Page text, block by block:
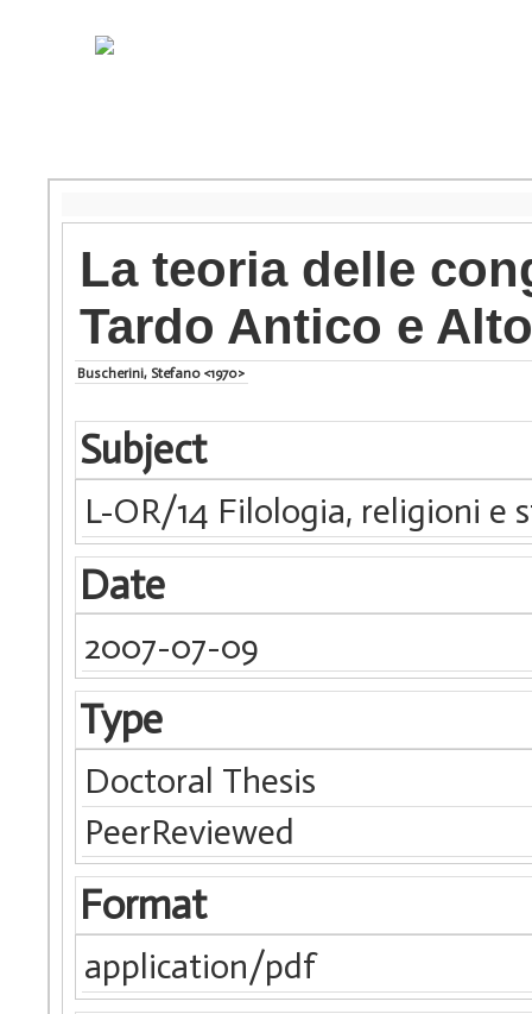
La teoria delle
Tardo Antico e
Buscherini, Stefano <1970>
Subject
L-OR/14 Filologia, religioni e
Date
2007-07-09
Type
Doctoral Thesis
PeerReviewed
Format
application/pdf